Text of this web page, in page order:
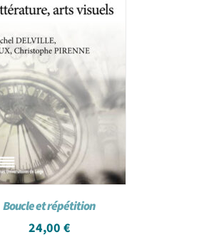
Boucle et répétition
24,00 €